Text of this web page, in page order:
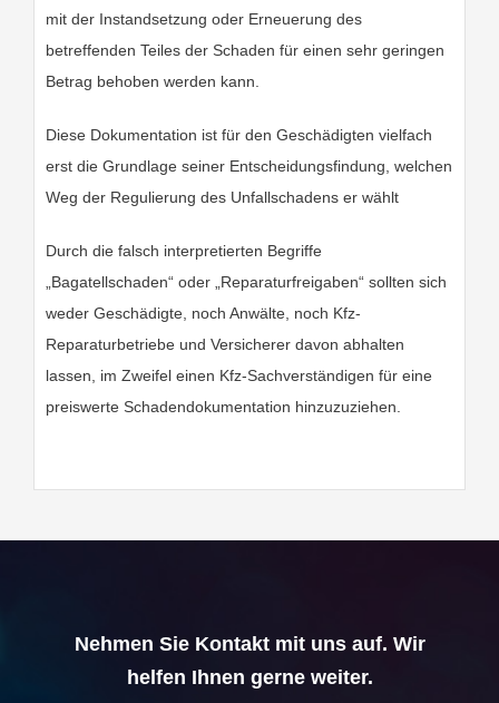
mit der Instandsetzung oder Erneuerung des
betreffenden Teiles der Schaden für einen sehr geringen
Betrag behoben werden kann.
Diese Dokumentation ist für den Geschädigten vielfach
erst die Grundlage seiner Entscheidungsfindung, welchen
Weg der Regulierung des Unfallschadens er wählt
Durch die falsch interpretierten Begriffe
„Bagatellschaden“ oder „Reparaturfreigaben“ sollten sich
weder Geschädigte, noch Anwälte, noch Kfz-
Reparaturbetriebe und Versicherer davon abhalten
lassen, im Zweifel einen Kfz-Sachverständigen für eine
preiswerte Schadendokumentation hinzuzuziehen.
Nehmen Sie Kontakt mit uns auf. Wir
helfen Ihnen gerne weiter.